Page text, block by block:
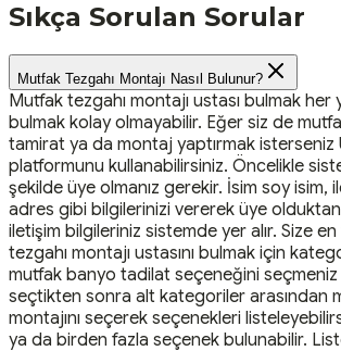
Sıkça Sorulan Sorular
Mutfak Tezgahı Montajı Nasıl Bulunur?
Mutfak tezgahı montajı ustası bulmak her
bulmak kolay olmayabilir. Eğer siz de
tamirat ya da montaj yaptırmak isterseniz
platformunu kullanabilirsiniz. Öncelikle
şekilde üye olmanız gerekir. İsim soy isim,
adres gibi bilgilerinizi vererek üye
iletişim bilgileriniz sistemde yer alır. Size en
tezgahı montajı ustasını bulmak için
mutfak banyo tadilat seçeneğini
seçtikten sonra alt kategoriler arasından
montajını seçerek seçenekleri
ya da birden fazla seçenek bulunabilir.